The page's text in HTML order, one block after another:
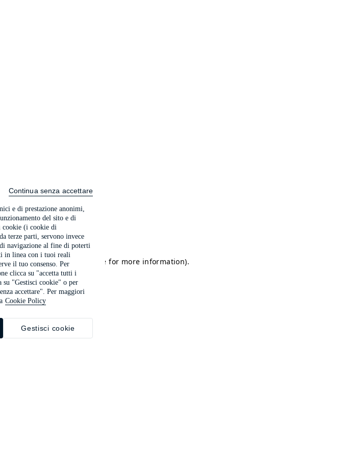
(see the browser console for more information).
e di prestazione anonimi,
del sito e di
cookie (i cookie di
terze parti, servono invece
navigazione al fine di poterti
in linea con i tuoi reali
il tuo consenso. Per
clicca su "accetta tutti i
su "Gestisci cookie" o per
accettare". Per maggiori
Cookie Policy
Gestisci cookie
Continua senza accettare